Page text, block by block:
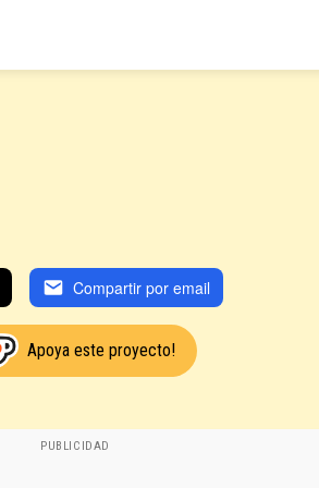
Compartir por email
Apoya este proyecto!
PUBLICIDAD